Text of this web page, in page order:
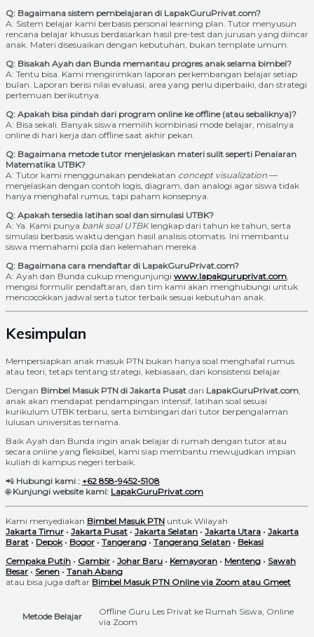
Q: Bagaimana sistem pembelajaran di LapakGuruPrivat.com?
A: Sistem belajar kami berbasis personal learning plan. Tutor menyusun
rencana belajar khusus berdasarkan hasil pre-test dan jurusan yang diincar
anak. Materi disesuaikan dengan kebutuhan, bukan template umum.
Q: Bisakah Ayah dan Bunda memantau progres anak selama bimbel?
A: Tentu bisa. Kami mengirimkan laporan perkembangan belajar setiap
bulan. Laporan berisi nilai evaluasi, area yang perlu diperbaiki, dan strategi
pertemuan berikutnya.
Q: Apakah bisa pindah dari program online ke offline (atau sebaliknya)?
A: Bisa sekali. Banyak siswa memilih kombinasi mode belajar, misalnya
online di hari kerja dan offline saat akhir pekan.
Q: Bagaimana metode tutor menjelaskan materi sulit seperti Penalaran
Matematika UTBK?
A: Tutor kami menggunakan pendekatan concept visualization —
menjelaskan dengan contoh logis, diagram, dan analogi agar siswa tidak
hanya menghafal rumus, tapi paham konsepnya.
Q: Apakah tersedia latihan soal dan simulasi UTBK?
A: Ya. Kami punya bank soal UTBKlengkap dari tahun ke tahun, serta
simulasi berbasis waktu dengan hasil analisis otomatis. Ini membantu
siswa memahami pola dan kelemahan mereka.
Q: Bagaimana cara mendaftar di LapakGuruPrivat.com?
A: Ayah dan Bunda cukup mengunjungi www.lapakguruprivat.com,
mengisi formulir pendaftaran, dan tim kami akan menghubungi untuk
mencocokkan jadwal serta tutor terbaik sesuai kebutuhan anak.
Kesimpulan
Mempersiapkan anak masuk PTN bukan hanya soal menghafal rumus
atau teori, tetapi tentang strategi, kebiasaan, dan konsistensi belajar.
Dengan Bimbel Masuk PTN di Jakarta Pusat dari LapakGuruPrivat.com
anak akan mendapat pendampingan intensif, latihan soal sesuai
kurikulum UTBK terbaru, serta bimbingan dari tutor berpengalaman
lulusan universitas ternama.
Baik Ayah dan Bunda ingin anak belajar di rumah dengan tutor atau
secara online yang fleksibel, kami siap membantu mewujudkan impian
kuliah di kampus negeri terbaik.
📲 Hubungi kami : +62 858-9452-5108
🌐Kunjungi website kami: LapakGuruPrivat.com
Kami menyediakan Bimbel Masuk PTN untuk Wilayah
Jakarta Timur • Jakarta Pusat • Jakarta Selatan • Jakarta Utara • Jakarta
Barat • Depok• Bogor • Tangerang • Tangerang Selatan • Bekasi
Cempaka Putih • Gambir • Johar Baru • Kemayoran • Menteng • Sawah
Besar • Senen • Tanah Abang
atau bisa juga daftar Bimbel Masuk PTN Online via Zoom atau Gmeet
Metode Belajar
Offline Guru Les Privat ke Rumah Siswa, Online
via Zoom